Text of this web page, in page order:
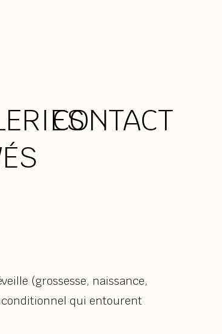
CONTACT
(grossesse, naissance,
qui entourent